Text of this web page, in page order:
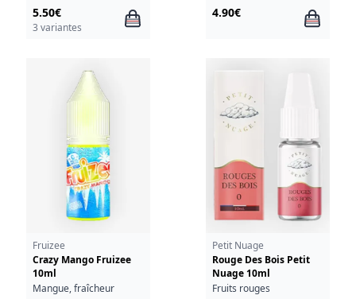
5.50€
3 variantes
4.90€
Fruizee
Crazy Mango Fruizee
10ml
Mangue, fraîcheur
Petit Nuage
Rouge Des Bois Petit
Nuage 10ml
Fruits rouges